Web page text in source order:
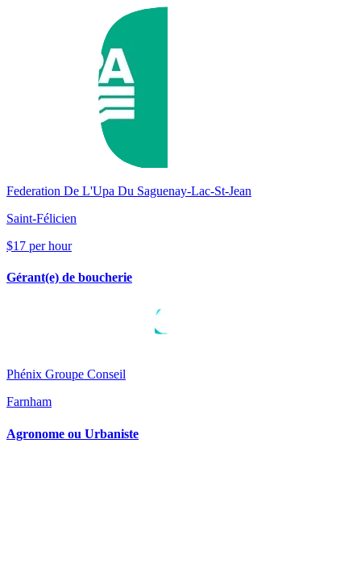
Federation De L'Upa Du Saguenay-Lac-St-Jean
Saint-Félicien
$17 per hour
Gérant(e) de boucherie
Phénix Groupe Conseil
Farnham
Agronome ou Urbaniste